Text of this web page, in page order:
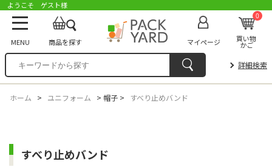
ようこそ ゲスト様
MENU 商品を探す マイページ
0
買い物
かご
詳細検索
ホーム > ユニフォーム > 帽子 > すべり止めバンド
すべり止めバンド